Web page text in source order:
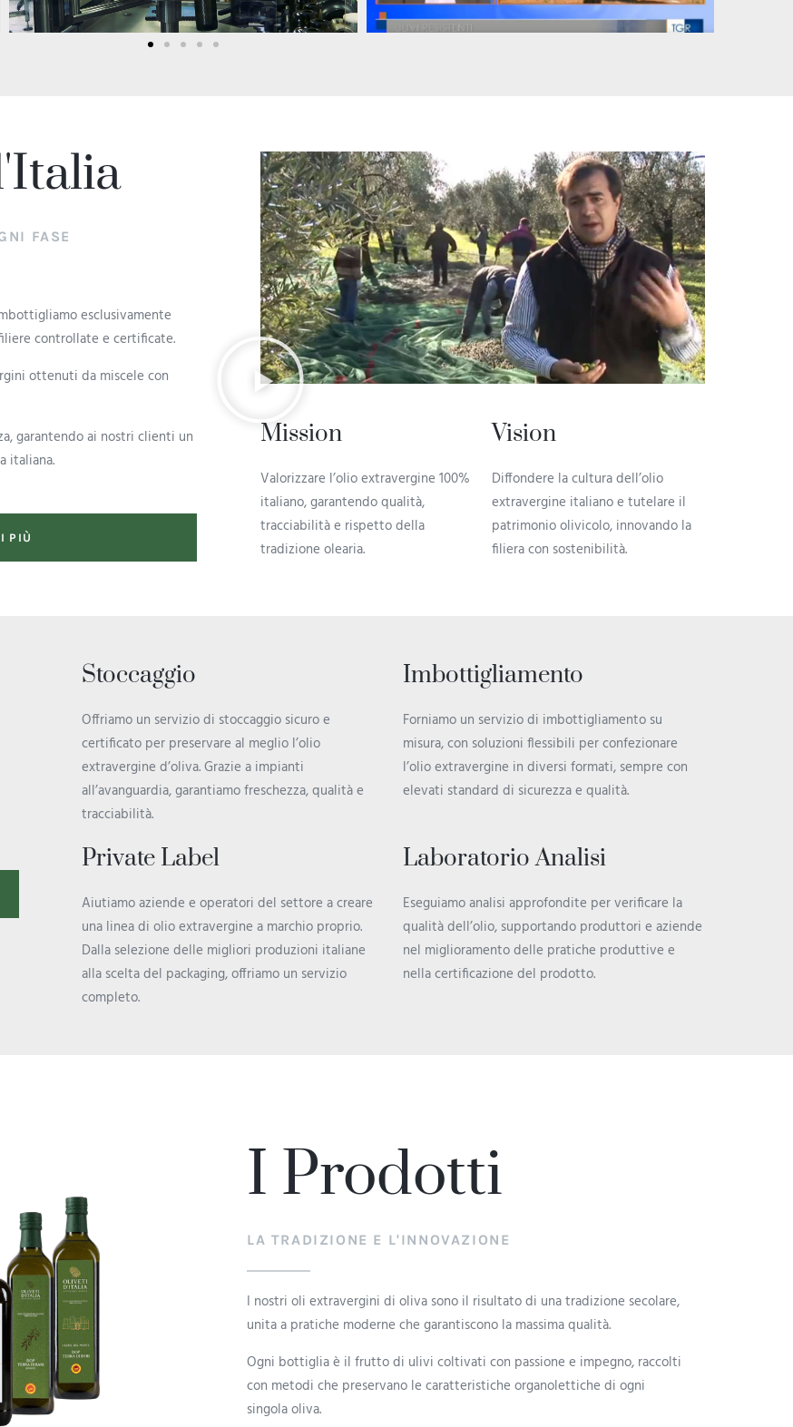
FASE
esclusivamente
controllate e certificate.
ottenuti da miscele con
garantendo ai nostri clienti un
italiana.
PIÙ
Mission
Valorizzare l’olio extravergine 100%
italiano, garantendo qualità,
tracciabilità e rispetto della
tradizione olearia.
Vision
Diffondere la cultura dell’olio
extravergine italiano e tutelare il
patrimonio olivicolo, innovando la
filiera con sostenibilità.
Stoccaggio
Offriamo un servizio di stoccaggio sicuro e
certificato per preservare al meglio l’olio
extravergine d’oliva. Grazie a impianti
all’avanguardia, garantiamo freschezza, qualità e
tracciabilità.
Imbottigliamento
Forniamo un servizio di imbottigliamento su
misura, con soluzioni flessibili per confezionare
l’olio extravergine in diversi formati, sempre con
elevati standard di sicurezza e qualità.
Private Label
Aiutiamo aziende e operatori del settore a creare
una linea di olio extravergine a marchio proprio.
Dalla selezione delle migliori produzioni italiane
alla scelta del packaging, offriamo un servizio
completo.
Laboratorio Analisi
Eseguiamo analisi approfondite per verificare la
qualità dell’olio, supportando produttori e aziende
nel miglioramento delle pratiche produttive e
nella certificazione del prodotto.
I Prodotti
LA TRADIZIONE E L'INNOVAZIONE
I nostri oli extravergini di oliva sono il risultato di una tradizione secolare,
unita a pratiche moderne che garantiscono la massima qualità.
Ogni bottiglia è il frutto di ulivi coltivati con passione e impegno, raccolti
con metodi che preservano le caratteristiche organolettiche di ogni
singola oliva.